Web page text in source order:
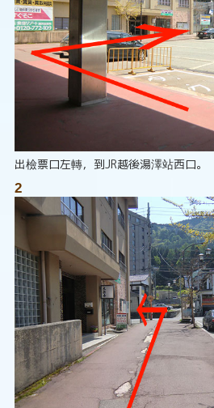
出檢票口左轉，到JR越後湯澤站西口。
2